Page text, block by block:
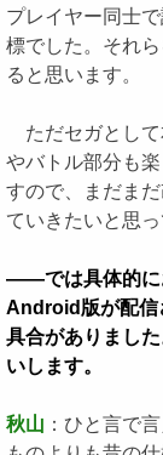
プレイヤー同士
標でした。それ
ると思います。
ただセガとして
やバトル部分も
すので、まだま
ていきたいと思っ
――では具体的に
Android版が配信
具合がありまし
いします。
秋山 ：ひと言で